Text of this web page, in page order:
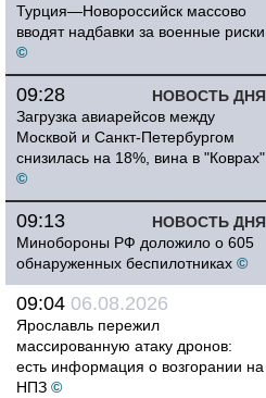
Турция—Новороссийск массово
вводят надбавки за военные риски
©
НОВОСТЬ ДНЯ
09:28
Загрузка авиарейсов между
Москвой и Санкт-Петербургом
снизилась на 18%, вина в "Коврах"
©
НОВОСТЬ ДНЯ
09:13
Минобороны РФ доложило о 605
обнаруженных беспилотниках ©
09:04 06.08.2026
Ярославль пережил
массированную атаку дронов:
есть информация о возгорании на
НПЗ ©